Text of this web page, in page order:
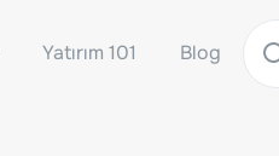
Yatırım 101 Blog